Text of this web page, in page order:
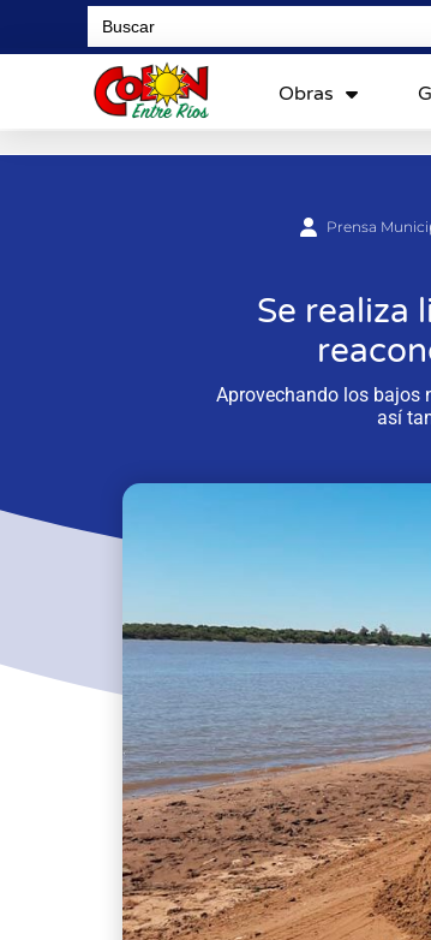
Search
for:
Obras
Prensa
Se realiza
Aprovechando los bajos
así